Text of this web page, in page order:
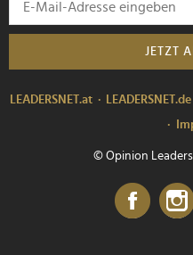
JETZT
LEADERSNET.at LEADERSNET.de
© Opinion